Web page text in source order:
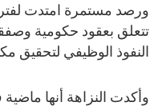
ورصد مستمرة امتدت
تتعلق بعقود حكومية
النفوذ الوظيفي
وأكدت النزاهة أنها